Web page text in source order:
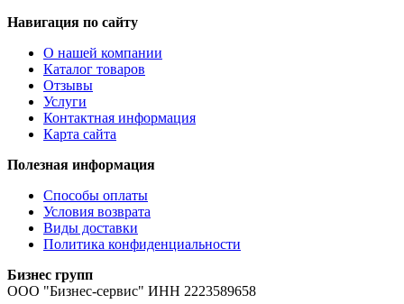
Навигация по сайту
О нашей компании
Каталог товаров
Отзывы
Услуги
Контактная информация
Карта сайта
Полезная информация
Способы оплаты
Условия возврата
Виды доставки
Политика конфиденциальности
Бизнес групп
ООО "Бизнес-сервис" ИНН 2223589658